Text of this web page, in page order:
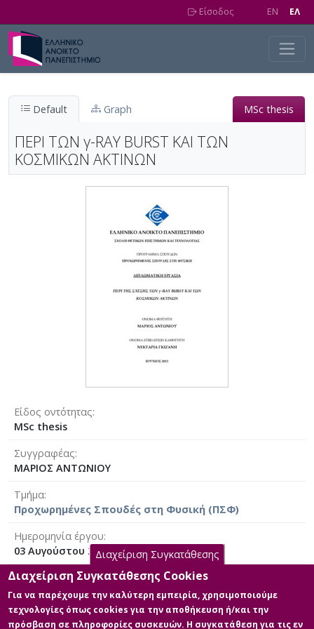
Είσοδος EN EΛ
Default Graph MSc thesis
ΠΕΡΙ ΤΩΝ γ-RAY BURST ΚΑΙ ΤΩΝ
ΚΟΣΜΙΚΩΝ ΑΚΤΙΝΩΝ
Είδος οντότητας
MSc thesis
Συγγραφέας
ΜΑΡΙΟΣ ΑΝΤΩΝΙΟΥ
Τμήμα
Προχωρημένες Σπουδές στη Φυσική (ΠΣΦ)
Ημερομηνία έργου
03 Αυγούστου 2011 [2011-08-03]
Γλώσσα του έργου
Ελληνικά|Αγγλικά
Άδεια
Διαχείριση Συγκατάθεσης
Διαχείριση Συγκατάθεσης Cookies
Για να παρέχουμε την καλύτερη εμπειρία, χρησιμοποιούμε
τεχνολογίες όπως cookies για την αποθήκευση ή/και την
πρόσβαση σε πληροφορίες συσκευών. Η συγκατάθεση για τις εν